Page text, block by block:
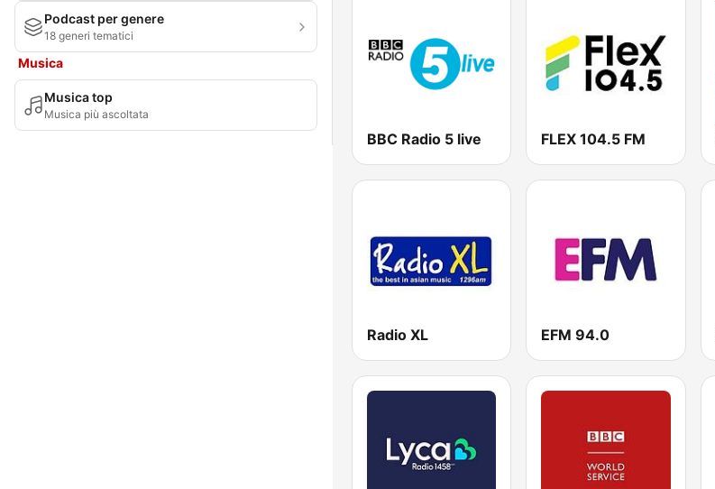
Podcast per genere
18 generi tematici
Musica
Musica top
Musica più ascoltata
BBC Radio 5 live FLEX 104.5 FM
Radio XL EFM 94.0